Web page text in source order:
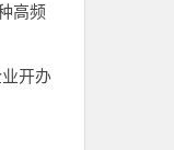
高频
开办